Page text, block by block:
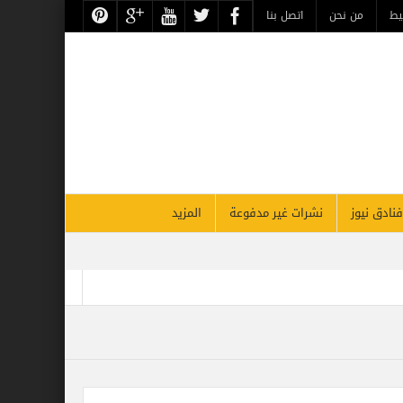
من نحن اتصل بنا
فنادق نيوز نشرات غير مدفوعة
المزيد
يحتفل غداً بذكرى مرور 26 عاماً على افتتاحه